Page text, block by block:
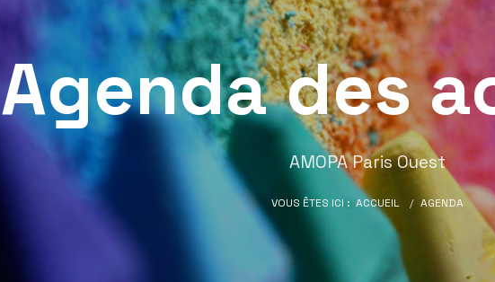
Agenda des
AMOPA Paris Ouest
VOUS ÊTES ICI : ACCUEIL AGENDA